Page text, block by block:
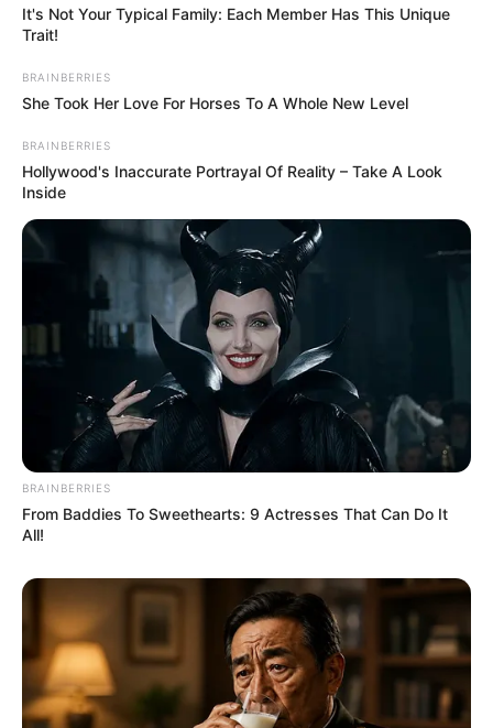
It's Not Your Typical Family: Each Member Has This Unique
Trait!
BRAINBERRIES
She Took Her Love For Horses To A Whole New Level
BRAINBERRIES
Hollywood's Inaccurate Portrayal Of Reality – Take A Look
Inside
BRAINBERRIES
From Baddies To Sweethearts: 9 Actresses That Can Do It
All!